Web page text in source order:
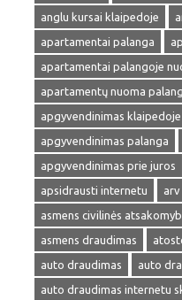
anglu kursai klaipedoje
apartamentai palanga
apartamentai palangoje
apartamentų nuoma
apgyvendinimas klaipedoje
apgyvendinimas palanga
apgyvendinimas prie juros
apsidrausti internetu
asmens civilinės
asmens draudimas
auto draudimas
auto
auto draudimas internetu